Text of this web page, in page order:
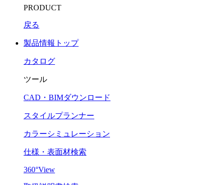
PRODUCT
戻る
製品情報トップ
カタログ
ツール
CAD・BIMダウンロード
スタイルプランナー
カラーシミュレーション
仕様・表面材検索
360°View